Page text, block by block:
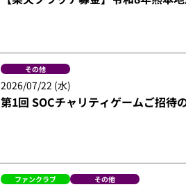
その他
2026/07/22 (水)
第1回 SOCチャリティゲームご招待
ファンクラブ その他